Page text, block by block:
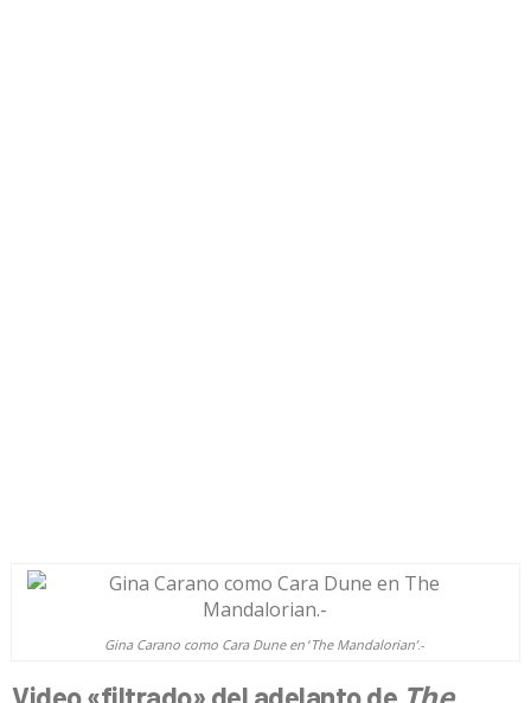
Gina Carano como Cara Dune en ‘The Mandalorian’.-